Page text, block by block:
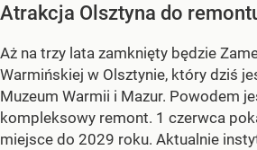
Atrakcja Olsztyna do
Aż na trzy lata zamknięty będzie
Warmińskiej w Olsztynie, który dziś
Muzeum Warmii i Mazur. Powodem
kompleksowy remont. 1 czerwca
miejsce do 2029 roku. Aktualnie